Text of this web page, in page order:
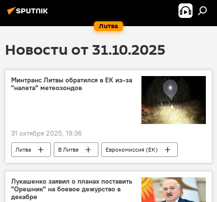
Литва
Новости от 31.10.2025
Минтранс Литвы обратился в ЕК из-за
"налета" метеозондов
31 октября 2025, 19:36
Литва В Литве
Еврокомиссия (ЕК)
Скандал в Литве из-за метеозондов из Белоруссии
Министерство транспорта и коммуникаций
Лукашенко заявил о планах поставить
"Орешник" на боевое дежурство в
декабре